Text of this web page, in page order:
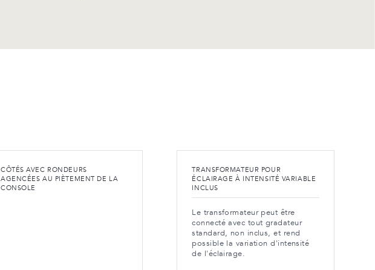
CÔTÉS AVEC RONDEURS
AGENCÉES AU PIÈTEMENT DE LA
CONSOLE
TRANSFORMATEUR POUR
ÉCLAIRAGE À INTENSITÉ VARIABLE
INCLUS
Le transformateur peut être
connecté avec tout gradateur
standard, non inclus, et rend
possible la variation d'intensité
de l'éclairage.